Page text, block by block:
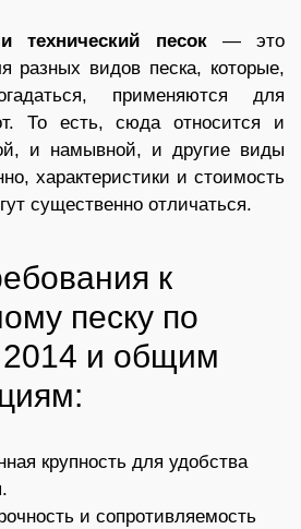
технический песок— это
разных видов песка, которые,
применяются для
То есть, сюда относится и
и намывной, и другие виды
характеристики и стоимость
существенно отличаться.
к
песку по
и общим
крупность для удобства
и сопротивляемость